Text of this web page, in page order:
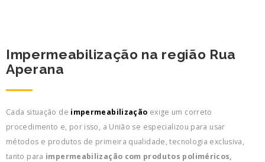
Impermeabilização na região Rua
Aperana
Cada situação de impermeabilização exige um correto
procedimento e, por isso, a União se especializou para usar
métodos e produtos de primeira qualidade, tecnologia exclusiva,
tanto para impermeabilização com produtos poliméricos,